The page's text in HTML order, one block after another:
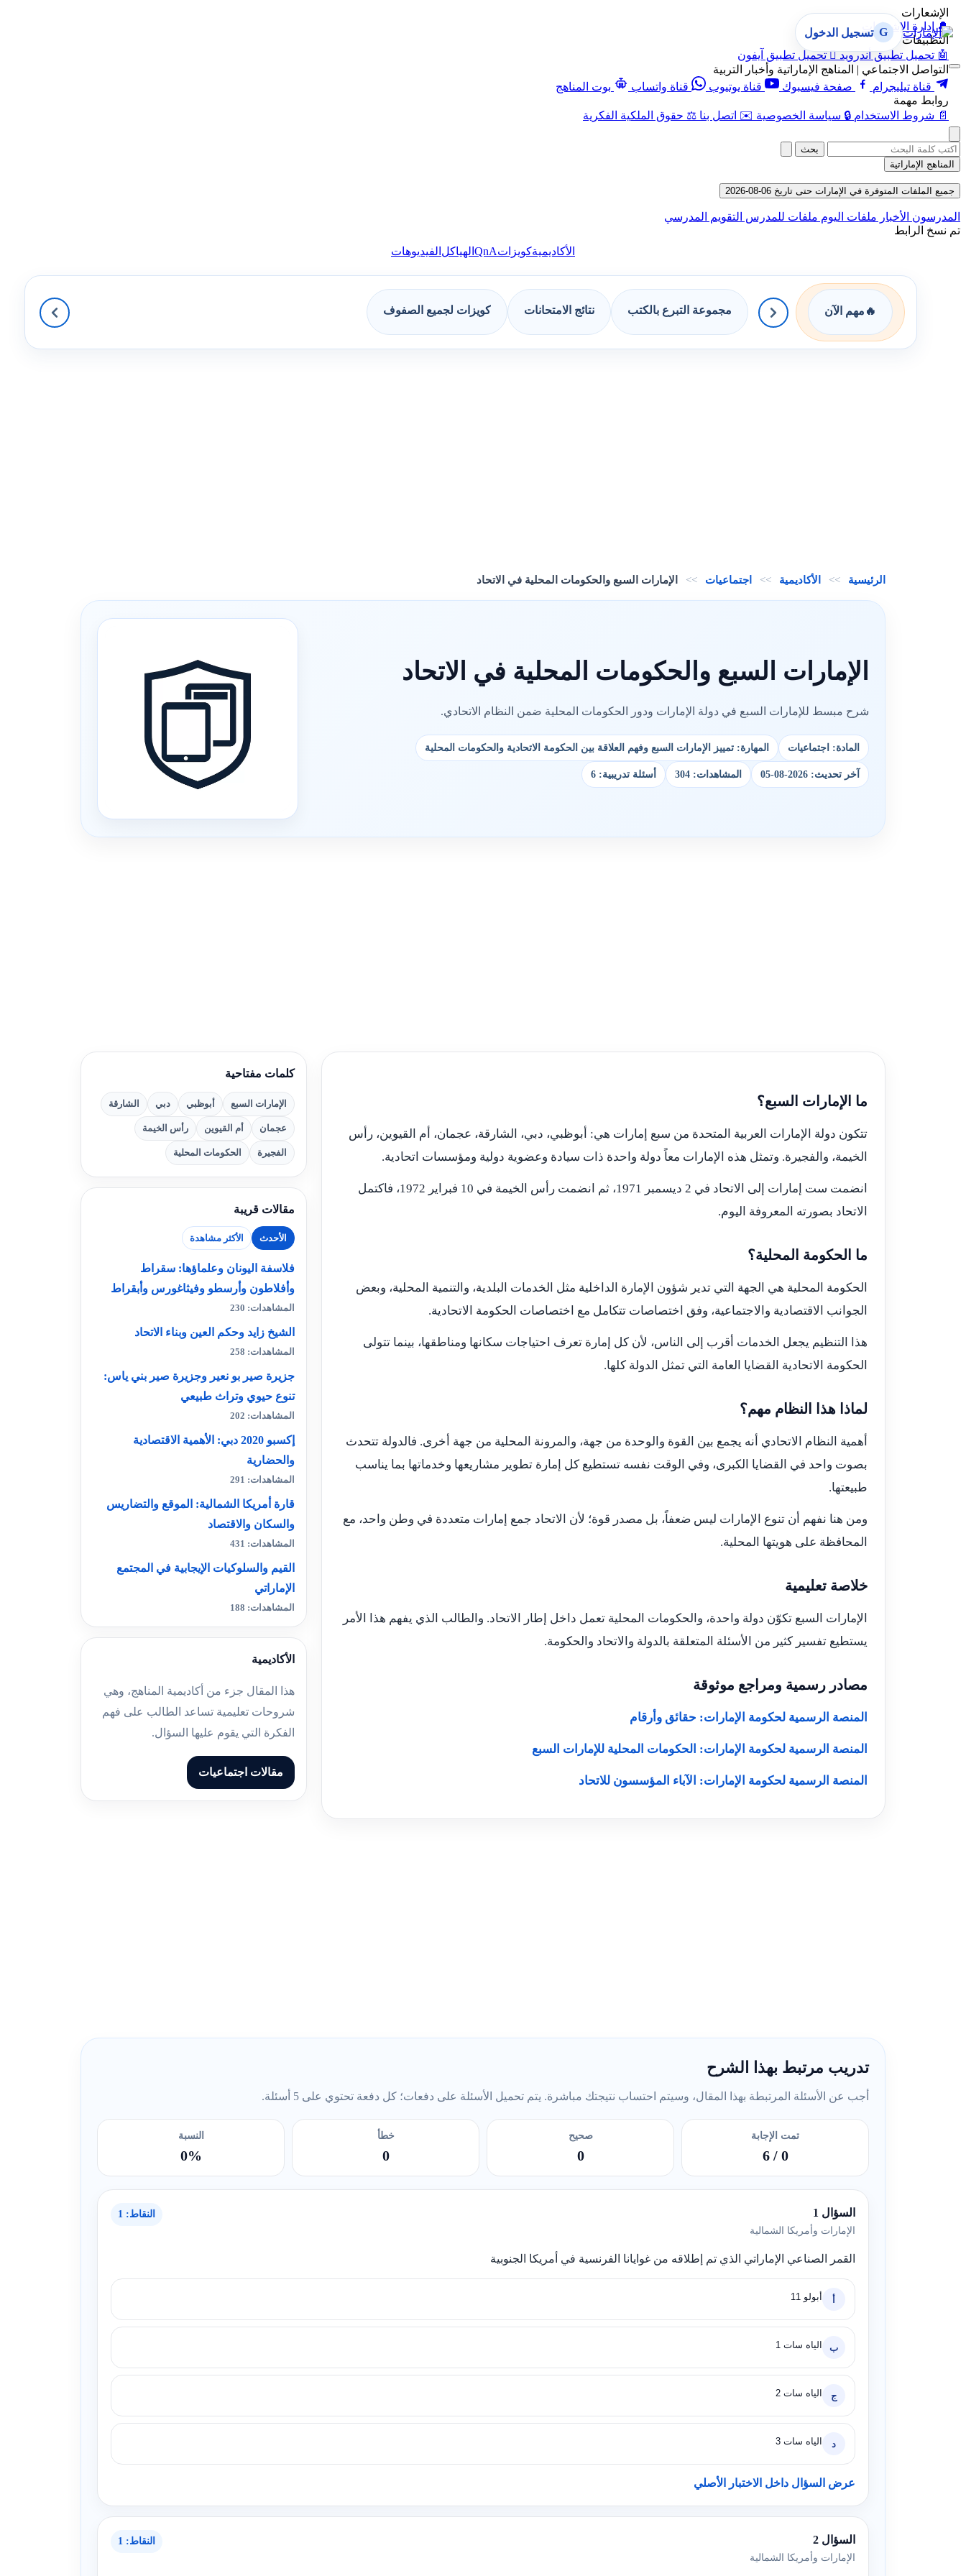
الإشعارات
🔔 إدارة الإشعارات
التطبيقات
🤖 تحميل تطبيق أندرويد  تحميل تطبيق آيفون
التواصل الاجتماعي | المناهج الإماراتية وأخبار التربية
قناة تيليجرام
صفحة فيسبوك قناة يوتيوب قناة واتساب
بوت المناهج
روابط مهمة
📄 شروط الاستخدام 🔒 سياسة الخصوصية ✉️ اتصل بنا ⚖️ حقوق الملكية الفكرية
G تسجيل الدخول
بحث
المناهج الإماراتية
جميع الملفات المتوفرة في الإمارات حتى تاريخ 06-08-2026
المدرسون الأخبار ملفات اليوم ملفات للمدرس التقويم المدرسي
تم نسخ الرابط
الأكاديميةكويزاتQnA الهياكل الفيديوهات
🔥 مهم الآن مجموعة التبرع بالكتب نتائج الامتحانات كويزات لجميع الصفوف
الرئيسية >> الأكاديمية >> اجتماعيات >> الإمارات السبع والحكومات المحلية في الاتحاد
الإمارات السبع والحكومات المحلية في الاتحاد
شرح مبسط للإمارات السبع في دولة الإمارات ودور الحكومات المحلية ضمن النظام الاتحادي.
المادة: اجتماعيات المهارة: تمييز الإمارات السبع وفهم العلاقة بين الحكومة الاتحادية والحكومات المحلية
آخر تحديث: 2026-08-05 المشاهدات: 304 أسئلة تدريبية: 6
ما الإمارات السبع؟
تتكون دولة الإمارات العربية المتحدة من سبع إمارات هي: أبوظبي، دبي، الشارقة، عجمان، أم القيوين، رأس
الخيمة، والفجيرة. وتمثل هذه الإمارات معاً دولة واحدة ذات سيادة وعضوية دولية ومؤسسات اتحادية.
انضمت ست إمارات إلى الاتحاد في 2 ديسمبر 1971، ثم انضمت رأس الخيمة في 10 فبراير 1972، فاكتمل
الاتحاد بصورته المعروفة اليوم.
ما الحكومة المحلية؟
الحكومة المحلية هي الجهة التي تدير شؤون الإمارة الداخلية مثل الخدمات البلدية، والتنمية المحلية، وبعض
الجوانب الاقتصادية والاجتماعية، وفق اختصاصات تتكامل مع اختصاصات الحكومة الاتحادية.
هذا التنظيم يجعل الخدمات أقرب إلى الناس، لأن كل إمارة تعرف احتياجات سكانها ومناطقها، بينما تتولى
الحكومة الاتحادية القضايا العامة التي تمثل الدولة كلها.
لماذا هذا النظام مهم؟
أهمية النظام الاتحادي أنه يجمع بين القوة والوحدة من جهة، والمرونة المحلية من جهة أخرى. فالدولة تتحدث
بصوت واحد في القضايا الكبرى، وفي الوقت نفسه تستطيع كل إمارة تطوير مشاريعها وخدماتها بما يناسب
طبيعتها.
ومن هنا نفهم أن تنوع الإمارات ليس ضعفاً، بل مصدر قوة؛ لأن الاتحاد جمع إمارات متعددة في وطن واحد، مع
المحافظة على هويتها المحلية.
خلاصة تعليمية
الإمارات السبع تكوّن دولة واحدة، والحكومات المحلية تعمل داخل إطار الاتحاد. والطالب الذي يفهم هذا الأمر
يستطيع تفسير كثير من الأسئلة المتعلقة بالدولة والاتحاد والحكومة.
مصادر رسمية ومراجع موثوقة
المنصة الرسمية لحكومة الإمارات: حقائق وأرقام
المنصة الرسمية لحكومة الإمارات: الحكومات المحلية للإمارات السبع
المنصة الرسمية لحكومة الإمارات: الآباء المؤسسون للاتحاد
كلمات مفتاحية
الإمارات السبع أبوظبي دبي الشارقة
عجمان أم القيوين رأس الخيمة
الفجيرة الحكومات المحلية
مقالات قريبة
الأحدث الأكثر مشاهدة
فلاسفة اليونان وعلماؤها: سقراط
وأفلاطون وأرسطو وفيثاغورس وأبقراط
المشاهدات: 230
الشيخ زايد وحكم العين وبناء الاتحاد
المشاهدات: 258
جزيرة صير بو نعير وجزيرة صير بني ياس:
تنوع حيوي وتراث طبيعي
المشاهدات: 202
إكسبو 2020 دبي: الأهمية الاقتصادية
والحضارية
المشاهدات: 291
قارة أمريكا الشمالية: الموقع والتضاريس
والسكان والاقتصاد
المشاهدات: 431
القيم والسلوكيات الإيجابية في المجتمع
الإماراتي
المشاهدات: 188
الأكاديمية
هذا المقال جزء من أكاديمية المناهج، وهي
شروحات تعليمية تساعد الطالب على فهم
الفكرة التي يقوم عليها السؤال.
مقالات اجتماعيات
تدريب مرتبط بهذا الشرح
أجب عن الأسئلة المرتبطة بهذا المقال، وسيتم احتساب نتيجتك مباشرة. يتم تحميل الأسئلة على دفعات؛ كل دفعة تحتوي على 5 أسئلة.
تمت الإجابة
0
/ 6
صحيح
0
خطأ
0
النسبة
0%
السؤال 1
الإمارات وأمريكا الشمالية
النقاط: 1
القمر الصناعي الإماراتي الذي تم إطلاقه من غوايانا الفرنسية في أمريكا الجنوبية
أ أبولو 11
ب الياه سات 1
ج الياه سات 2
د الياه سات 3
عرض السؤال داخل الاختبار الأصلي
السؤال 2
الإمارات وأمريكا الشمالية
النقاط: 1